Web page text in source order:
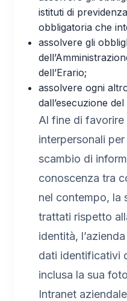
istituti di
obbligatoria che
assolvere gli
dell’Erario;
assolvere ogni
dall’esecuzione
Al fine di favorire
interpersonali
scambio di
conoscenza tra
nel contempo, la
trattati rispetto
identità,
dati identificativi
inclusa la sua
Intranet